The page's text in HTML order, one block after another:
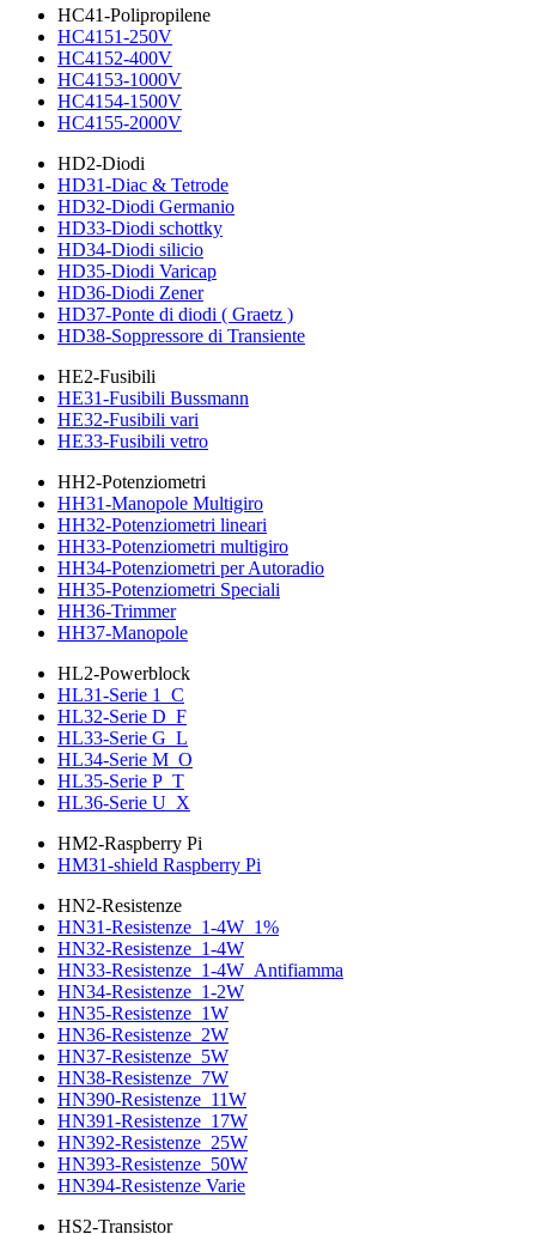
HC41-Polipropilene
HC4151-250V
HC4152-400V
HC4153-1000V
HC4154-1500V
HC4155-2000V
HD2-Diodi
HD31-Diac & Tetrode
HD32-Diodi Germanio
HD33-Diodi schottky
HD34-Diodi silicio
HD35-Diodi Varicap
HD36-Diodi Zener
HD37-Ponte di diodi ( Graetz )
HD38-Soppressore di Transiente
HE2-Fusibili
HE31-Fusibili Bussmann
HE32-Fusibili vari
HE33-Fusibili vetro
HH2-Potenziometri
HH31-Manopole Multigiro
HH32-Potenziometri lineari
HH33-Potenziometri multigiro
HH34-Potenziometri per Autoradio
HH35-Potenziometri Speciali
HH36-Trimmer
HH37-Manopole
HL2-Powerblock
HL31-Serie 1_C
HL32-Serie D_F
HL33-Serie G_L
HL34-Serie M_O
HL35-Serie P_T
HL36-Serie U_X
HM2-Raspberry Pi
HM31-shield Raspberry Pi
HN2-Resistenze
HN31-Resistenze_1-4W_1%
HN32-Resistenze_1-4W
HN33-Resistenze_1-4W_Antifiamma
HN34-Resistenze_1-2W
HN35-Resistenze_1W
HN36-Resistenze_2W
HN37-Resistenze_5W
HN38-Resistenze_7W
HN390-Resistenze_11W
HN391-Resistenze_17W
HN392-Resistenze_25W
HN393-Resistenze_50W
HN394-Resistenze Varie
HS2-Transistor